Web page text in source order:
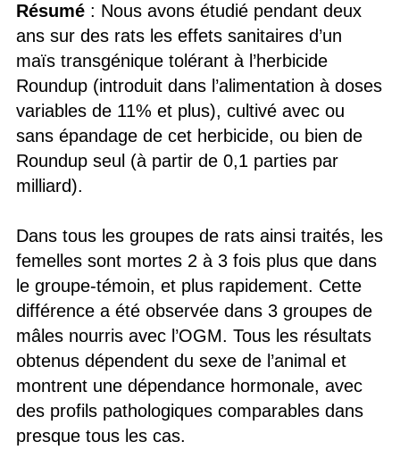
Résumé: Nous avons étudié pendant deux
ans sur des rats les effets sanitaires d’un
maïs transgénique tolérant à l’herbicide
Roundup (introduit dans l’alimentation à doses
variables de 11% et plus), cultivé avec ou
sans épandage de cet herbicide, ou bien de
Roundup seul (à partir de 0,1 parties par
milliard).
Dans tous les groupes de rats ainsi traités, les
femelles sont mortes 2 à 3 fois plus que dans
le groupe-témoin, et plus rapidement. Cette
différence a été observée dans 3 groupes de
mâles nourris avec l’OGM. Tous les résultats
obtenus dépendent du sexe de l’animal et
montrent une dépendance hormonale, avec
des profils pathologiques comparables dans
presque tous les cas.